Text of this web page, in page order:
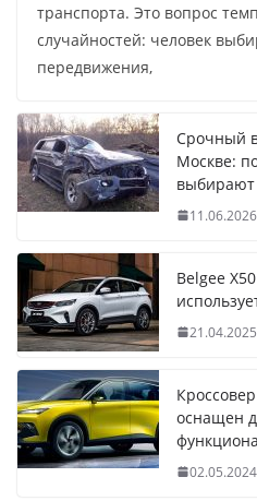
транспорта. Это вопрос
случайностей: человек
передвижения,
Срочный
Москве:
11.06.2026
Belgee
21.04.2025
оснащен
02.05.2024